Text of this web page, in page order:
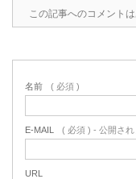
この記事へのコメントは
名前 ( 必須 )
E-MAIL ( 必須 ) - 公開され
URL